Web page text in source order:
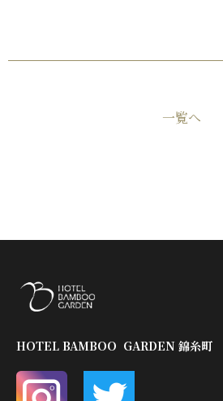
一覧へ
HOTEL BAMBOO GARDEN 錦糸町